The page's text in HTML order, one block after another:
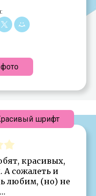
красивых,
А сожалеть и
любим, (но) не
шрифт